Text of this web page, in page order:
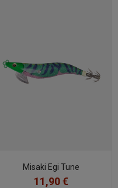
Misaki Egi Tune
11,90 €